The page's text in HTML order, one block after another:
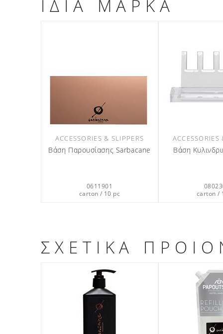
ΙΔΙΑ ΜΑΡΚΑ
ACCESSORIES & SLIPPERS
Bάση Παρουσίασης Sarbacane
0611901
carton / 10 pc
ACCESSORIES
Βάση
carton /
ΣΧΕΤΙΚΑ